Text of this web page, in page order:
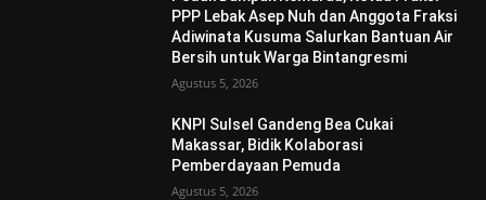
PPP Lebak Asep Nuh dan Anggota Fraksi
Adiwinata Kusuma Salurkan Bantuan Air
Bersih untuk Warga Bintangresmi
Agustus 5, 2026
KNPI Sulsel Gandeng Bea Cukai
Makassar, Bidik Kolaborasi
Pemberdayaan Pemuda
Agustus 5, 2026